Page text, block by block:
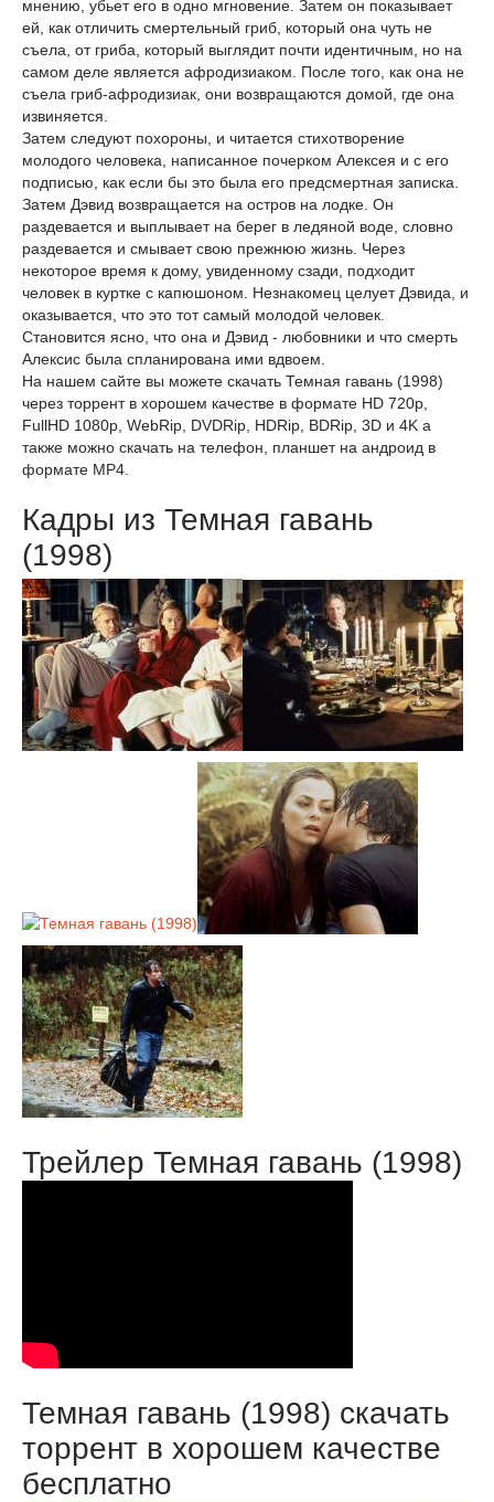
мнению, убьет его в одно мгновение. Затем он показывает
ей, как отличить смертельный гриб, который она чуть не
съела, от гриба, который выглядит почти идентичным, но на
самом деле является афродизиаком. После того, как она не
съела гриб-афродизиак, они возвращаются домой, где она
извиняется.
Затем следуют похороны, и читается стихотворение
молодого человека, написанное почерком Алексея и с его
подписью, как если бы это была его предсмертная записка.
Затем Дэвид возвращается на остров на лодке. Он
раздевается и выплывает на берег в ледяной воде, словно
раздевается и смывает свою прежнюю жизнь. Через
некоторое время к дому, увиденному сзади, подходит
человек в куртке с капюшоном. Незнакомец целует Дэвида, и
оказывается, что это тот самый молодой человек.
Становится ясно, что она и Дэвид - любовники и что смерть
Алексис была спланирована ими вдвоем.
На нашем сайте вы можете скачать Темная гавань (1998)
через торрент в хорошем качестве в формате HD 720p,
FullHD 1080p, WebRip, DVDRip, HDRip, BDRip, 3D и 4K а
также можно скачать на телефон, планшет на андроид в
формате MP4.
Кадры из Темная гавань
(1998)
Трейлер Темная гавань (1998)
Темная гавань (1998) скачать
торрент в хорошем качестве
бесплатно